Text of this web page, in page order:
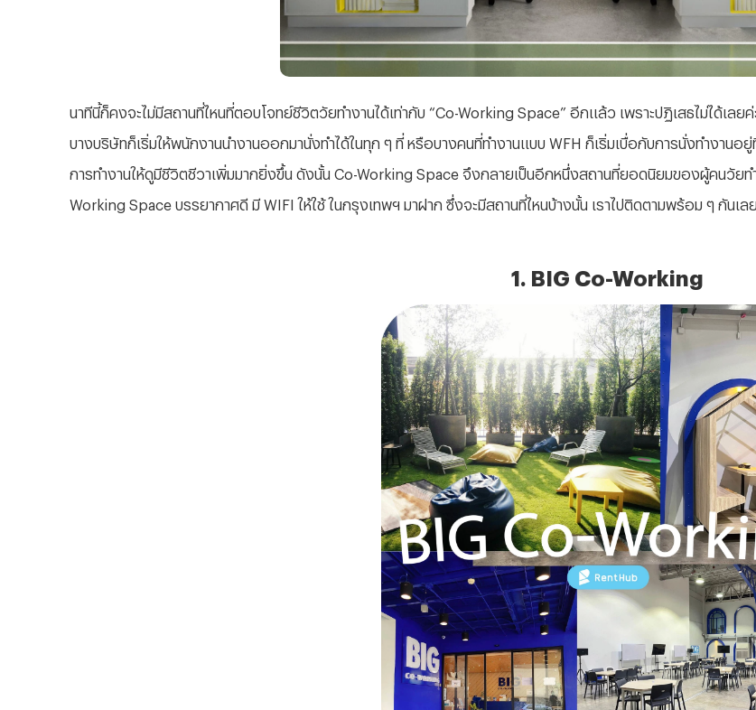
นาทีนี้ก็คงจะไม่มีสถานที่ไหนที่ตอบโจทย์ชีวิตวัยทำงานได้เท่ากับ “Co-Working Space” อีกแล้ว เพราะปฏิเสธไม่ได้เล
บางบริษัทก็เริ่มให้พนักงานนำงานออกมานั่งทำได้ในทุก ๆ ที่ หรือบางคนที่ทำงานแบบ WFH ก็เริ่มเบื่อกับการนั่งทำงานอ
การทำงานให้ดูมีชีวิตชีวาเพิ่มมากยิ่งขึ้น ดังนั้น Co-Working Space จึงกลายเป็นอีกหนึ่งสถานที่ยอดนิยมของผู้คนวัยท
Working Space บรรยากาศดี มี WIFI ให้ใช้ ในกรุงเทพฯ มาฝาก ซึ่งจะมีสถานที่ไหนบ้างนั้น เราไปติดตามพร้อม ๆ กันเลย
1. BIG Co-Working